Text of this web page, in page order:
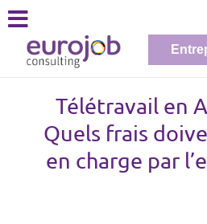
Télétravail en
Quels frais
en charge par